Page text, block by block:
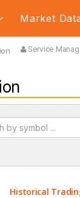
Market
Service
Historical